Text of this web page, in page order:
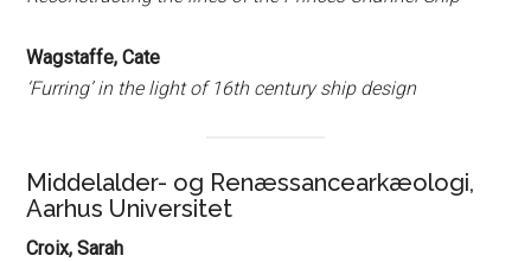
Wagstaffe, Cate
‘Furring’ in the light of 16th century ship design
Middelalder- og Renæssancearkæologi,
Aarhus Universitet
Croix, Sarah